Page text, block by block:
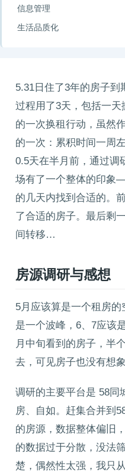
5.31日住了3年的房子
过程用了3天，包括一
的一次换租行动，虽然
的一次：累积时间一周
0.5天在半月前，通过调
场有了一个整体的印象
的几天内找到合适的。
了合适的房子。最后剩
间转移…
房源调研与感想
5月应该算是一个租房
是一个波峰，6、7应该
月中旬看到的房子，半
去，可见房子也没有想
调研的主要平台是 58同
房、自如。赶集合并到
的房源，数据整体偏旧
的数据过于分散，没法
楚，偶然性太强，我只
信息管理
生活品质化